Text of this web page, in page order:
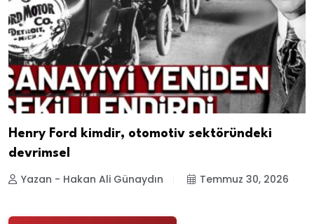
Henry Ford kimdir, otomotiv sektöründeki
devrimsel
Yazan - Hakan Ali Günaydın Temmuz 30, 2026